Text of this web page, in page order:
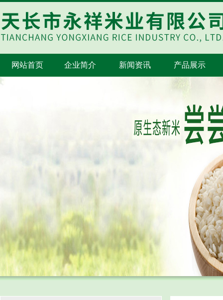
网站首页 企业简介 新闻资讯 产品展示